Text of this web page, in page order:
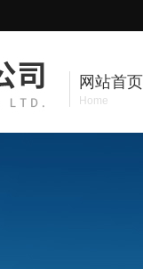
网站首页
Home